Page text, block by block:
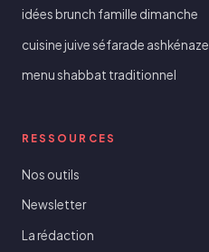
idées brunch famille dimanche
cuisine juive séfarade ashkénaze
menu shabbat traditionnel
RESSOURCES
Nos outils
Newsletter
La rédaction